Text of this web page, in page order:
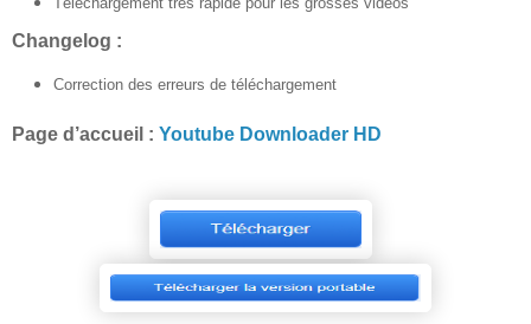
Changelog :
Correction des erreurs de téléchargement
Page d’accueil : Youtube Downloader HD